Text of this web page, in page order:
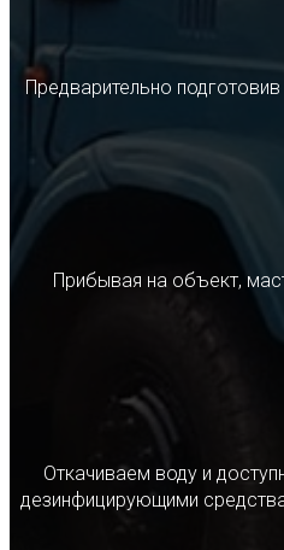
Предварительно
Прибывая на объект,
Откачиваем воду и
дезинфицирующими